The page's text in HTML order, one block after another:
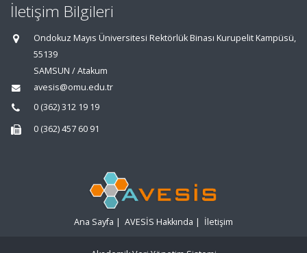
İletişim Bilgileri
Ondokuz Mayıs Üniversitesi Rektörlük Binası Kurupelit Kampüsü,
55139
SAMSUN / Atakum
avesis@omu.edu.tr
0 (362) 312 19 19
0 (362) 457 60 91
Ana Sayfa | AVESİS Hakkında | İletişim